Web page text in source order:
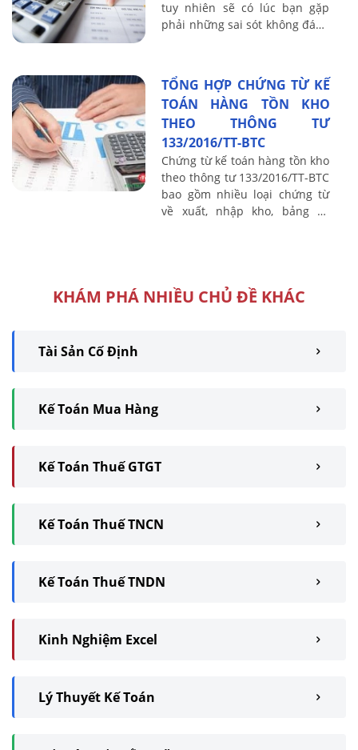
tuy nhiên sẽ có lúc bạn gặp
phải những sai sót không đáng
thu ...
TỔNG HỢP CHỨNG TỪ KẾ
TOÁN HÀNG TỒN KHO
THEO THÔNG TƯ
133/2016/TT-BTC
Chứng từ kế toán hàng tồn kho
theo thông tư 133/2016/TT-BTC
bao gồm nhiều loại chứng từ
về xuất, nhập kho, bảng kê
KHÁM PHÁ NHIỀU CHỦ ĐỀ KHÁC
Tài Sản Cố Định
Kế Toán Mua Hàng
Kế Toán Thuế GTGT
Kế Toán Thuế TNCN
Kế Toán Thuế TNDN
Kinh Nghiệm Excel
Lý Thuyết Kế Toán